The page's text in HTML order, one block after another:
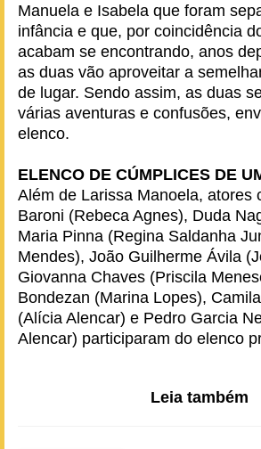
Manuela e Isabela que foram
infância e que, por coincidência
acabam se encontrando, anos
as duas vão aproveitar a
de lugar. Sendo assim, as duas
várias aventuras e confusões,
elenco.
ELENCO DE CÚMPLICES DE
Além de Larissa Manoela, atores
Baroni (Rebeca Agnes), Duda
Maria Pinna (Regina Saldanha
Mendes), João Guilherme Ávila
Giovanna Chaves (Priscila
Bondezan (Marina Lopes),
(Alícia Alencar) e Pedro Garcia
Alencar) participaram do elenco
Leia também